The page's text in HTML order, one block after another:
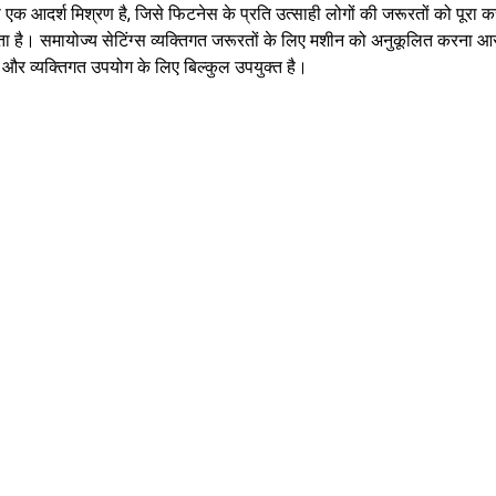
आदर्श मिश्रण है, जिसे फिटनेस के प्रति उत्साही लोगों की जरूरतों को पूरा
है। समायोज्य सेटिंग्स व्यक्तिगत जरूरतों के लिए मशीन को अनुकूलित करना
व्यक्तिगत उपयोग के लिए बिल्कुल उपयुक्त है।